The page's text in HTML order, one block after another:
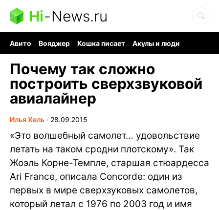
Hi-News.ru
Авито Вояджер Кошка писает
Акулы и люди
Почему так сложно
построить сверхзвуковой
авиалайнер
Илья Хель ∙ 28.09.2015
«Это волшебный самолет… удовольствие
летать на таком сродни плотскому». Так
Жоэль Корне-Темпле, старшая стюардесса
Ari France, описала Concorde: один из
первых в мире сверхзуковых самолетов,
который летал с 1976 по 2003 год и имя